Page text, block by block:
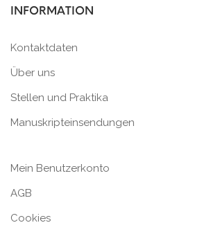
INFORMATION
Kontaktdaten
Über uns
Stellen und Praktika
Manuskripteinsendungen
Mein Benutzerkonto
AGB
Cookies